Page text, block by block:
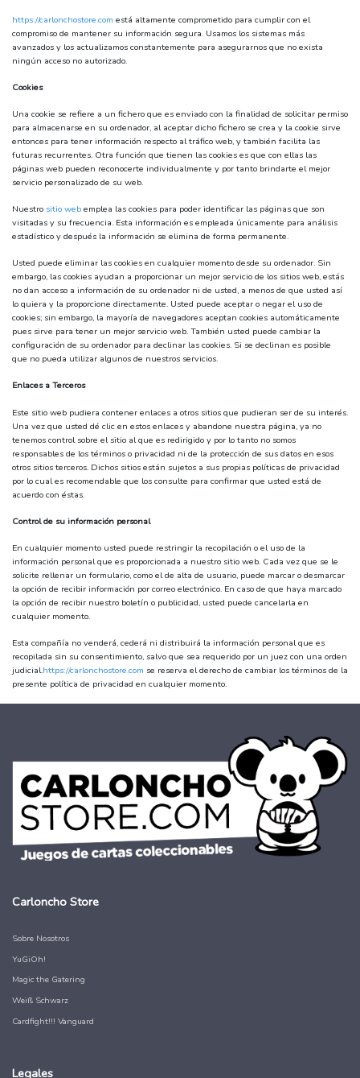
https://carlonchostore.com está altamente comprometido para cumplir con el
compromiso de mantener su información segura. Usamos los sistemas más
avanzados y los actualizamos constantemente para asegurarnos que no exista
ningún acceso no autorizado.
Cookies
Una cookie se refiere a un fichero que es enviado con la finalidad de solicitar permiso
para almacenarse en su ordenador, al aceptar dicho fichero se crea y la cookie sirve
entonces para tener información respecto al tráfico web, y también facilita las
futuras recurrentes. Otra función que tienen las cookies es que con ellas las
páginas web pueden reconocerte individualmente y por tanto brindarte el mejor
servicio personalizado de su web.
Nuestro sitio web emplea las cookies para poder identificar las páginas que son
visitadas y su frecuencia. Esta información es empleada únicamente para análisis
estadístico y después la información se elimina de forma permanente.
Usted puede eliminar las cookies en cualquier momento desde su ordenador. Sin
embargo, las cookies ayudan a proporcionar un mejor servicio de los sitios web, estás
no dan acceso a información de su ordenador ni de usted, a menos de que usted así
lo quiera y la proporcione directamente. Usted puede aceptar o negar el uso de
cookies; sin embargo, la mayoría de navegadores aceptan cookies automáticamente
pues sirve para tener un mejor servicio web. También usted puede cambiar la
configuración de su ordenador para declinar las cookies. Si se declinan es posible
que no pueda utilizar algunos de nuestros servicios.
Enlaces a Terceros
Este sitio web pudiera contener enlaces a otros sitios que pudieran ser de su interés.
Una vez que usted dé clic en estos enlaces y abandone nuestra página, ya no
tenemos control sobre el sitio al que es redirigido y por lo tanto no somos
responsables de los términos o privacidad ni de la protección de sus datos en esos
otros sitios terceros. Dichos sitios están sujetos a sus propias políticas de privacidad
por lo cual es recomendable que los consulte para confirmar que usted está de
acuerdo con éstas.
Control de su información personal
En cualquier momento usted puede restringir la recopilación o el uso de la
información personal que es proporcionada a nuestro sitio web. Cada vez que se le
solicite rellenar un formulario, como el de alta de usuario, puede marcar o desmarcar
la opción de recibir información por correo electrónico. En caso de que haya marcado
la opción de recibir nuestro boletín o publicidad, usted puede cancelarla en
cualquier momento.
Esta compañía no venderá, cederá ni distribuirá la información personal que es
recopilada sin su consentimiento, salvo que sea requerido por un juez con una orden
judicial.https://carlonchostore.com se reserva el derecho de cambiar los términos de la
presente política de privacidad en cualquier momento.
Carloncho Store
Sobre Nosotros
YuGiOh!
Magic the Gatering
Weiß Schwarz
Cardfight!!! Vanguard
Legales